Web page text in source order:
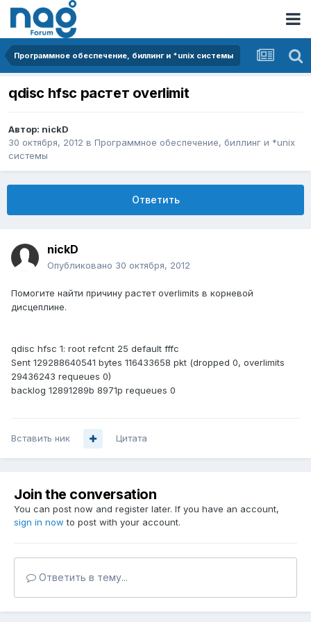
Программное обеспечение, биллинг и *unix системы
qdisc hfsc растет overlimit
Автор: nickD
30 октября, 2012 в Программное обеспечение, биллинг и *unix
системы
Ответить
nickD
Опубликовано 30 октября, 2012
Помогите найти причину растет overlimits в корневой
дисцеплине.
qdisc hfsc 1: root refcnt 25 default fffc
Sent 129288640541 bytes 116433658 pkt (dropped 0, overlimits
29436243 requeues 0)
backlog 12891289b 8971p requeues 0
Вставить ник Цитата
Join the conversation
You can post now and register later. If you have an account,
sign in now to post with your account.
Ответить в тему...